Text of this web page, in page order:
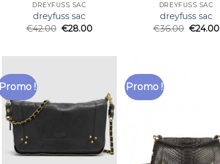
DREYFUSS SAC
dreyfuss sac
€42.00 €28.00
DREYFUSS SAC
dreyfuss sac
€36.00 €24.00
Promo ! Promo !